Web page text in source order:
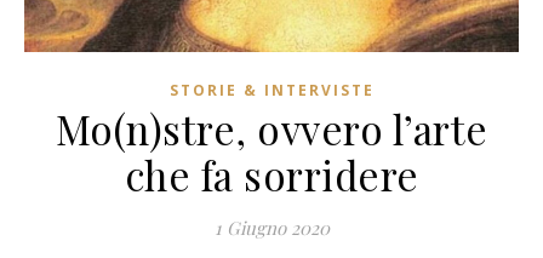
STORIE & INTERVISTE
Mo(n)stre, ovvero l’arte
che fa sorridere
1 Giugno 2020